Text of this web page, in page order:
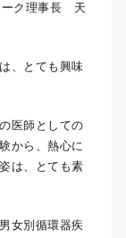
ーク理事長 天
、とても興味
医師としての
から、熱心に
は、とても素
女別循環器疾